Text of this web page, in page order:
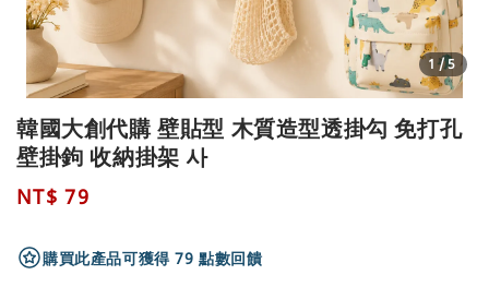
1/5
韓國大創代購 壁貼型 木質造型透掛勾 免打孔
壁掛鉤 收納掛架 사
Regular
NT$ 79
購買此產品可獲得 79 點數回饋